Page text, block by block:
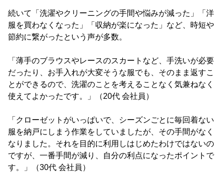
続いて「洗濯やクリーニングの手間や悩みが減った」「洋
服を買わなくなった」「収納が楽になった」など、時短や
節約に繋がったという声が多数。
「薄手のブラウスやレースのスカートなど、手洗いが必要
だったり、お手入れが大変そうな服でも、そのまま返すこ
とができるので、洗濯のことを考えることなく気兼ねなく
使えてよかったです。」（20代 会社員）
「クローゼットがいっぱいで、シーズンごとに毎回着ない
服を納戸にしまう作業をしていましたが、その手間がなく
なりました。それを目的に利用しはじめたわけではないの
ですが、一番手間が減り、自分の利点になったポイントで
す。」（30代 会社員）